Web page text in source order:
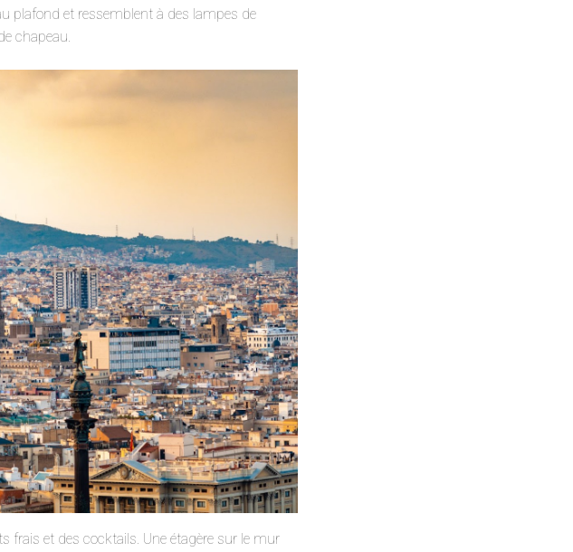
plafond et ressemblent à des lampes de
chapeau.
frais et des cocktails. Une étagère sur le mur